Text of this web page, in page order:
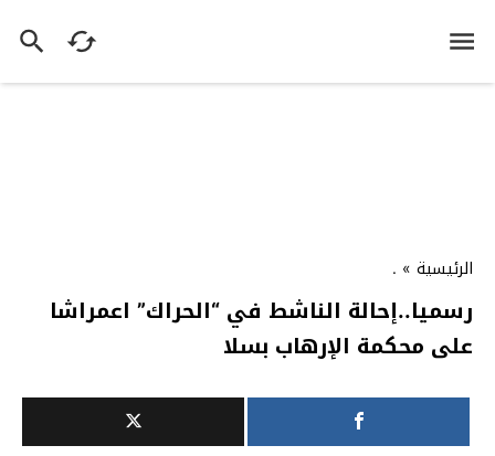
الرئيسية »
.
رسميا..إحالة الناشط في “الحراك” اعمراشا
على محكمة الإرهاب بسلا